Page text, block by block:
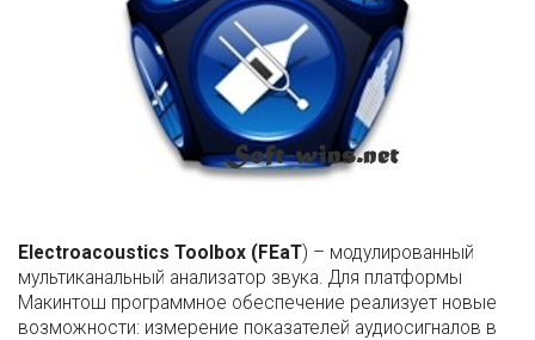
Electroacoustics Toolbox (FEaT) – модулированный
мультиканальный анализатор звука. Для платформы
Макинтош программное обеспечение реализует новые
возможности: измерение показателей аудиосигналов в